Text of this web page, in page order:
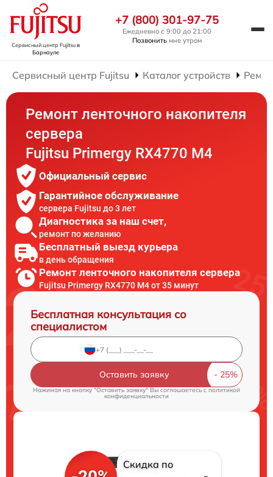
Сервисный центр Fujitsuв
Барнауле
+7 (800) 301-97-75
Ежедневно с 9:00 до 21:00
Позвонить мне утром
Сервисный центр Fujitsu Каталог устройств
Ремонт ленточного накопителя
сервера
Fujitsu Primergy RX4770 M4
Официальный сервис
Гарантийное обслуживание
сервера Fujitsu до 3 лет
Диагностика за наш счет,
ремонт по желанию
Бесплатный выезд курьера
в день обращения
Ремонт ленточного накопителя сервера
Fujitsu Primergy RX4770 M4 от 35 минут
Бесплатная консультация со
специалистом
Оставить заявку
Нажимая на кнопку "Оставить заявку" Вы соглашаетесь cполитикой
конфиденциальности
Скидка по